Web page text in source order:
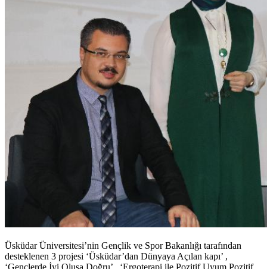
Üsküdar Üniversitesi’nin Gençlik ve Spor Bakanlığı tarafından
desteklenen 3 projesi ‘Üsküdar’dan Dünyaya Açılan kapı’ ,
‘Gençlerde İyi Oluşa Doğru’ , ‘Ergoterapi ile Pozitif Uyum Pozitif